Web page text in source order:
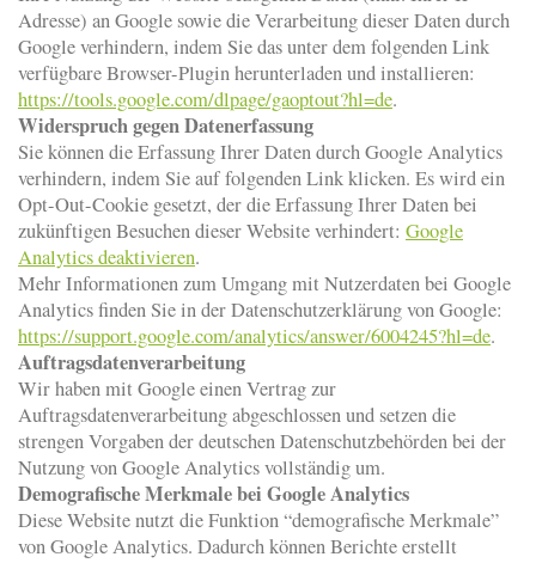
Adresse) an Google sowie die Verarbeitung dieser Daten durch
Google verhindern, indem Sie das unter dem folgenden Link
verfügbare Browser-Plugin herunterladen und installieren:
https://tools.google.com/dlpage/gaoptout?hl=de.
Widerspruch gegen Datenerfassung
Sie können die Erfassung Ihrer Daten durch Google Analytics
verhindern, indem Sie auf folgenden Link klicken. Es wird ein
Opt-Out-Cookie gesetzt, der die Erfassung Ihrer Daten bei
zukünftigen Besuchen dieser Website verhindert: Google
Analytics deaktivieren.
Mehr Informationen zum Umgang mit Nutzerdaten bei Google
Analytics finden Sie in der Datenschutzerklärung von Google:
https://support.google.com/analytics/answer/6004245?hl=de.
Auftragsdatenverarbeitung
Wir haben mit Google einen Vertrag zur
Auftragsdatenverarbeitung abgeschlossen und setzen die
strengen Vorgaben der deutschen Datenschutzbehörden bei der
Nutzung von Google Analytics vollständig um.
Demografische Merkmale bei Google Analytics
Diese Website nutzt die Funktion “demografische Merkmale”
von Google Analytics. Dadurch können Berichte erstellt